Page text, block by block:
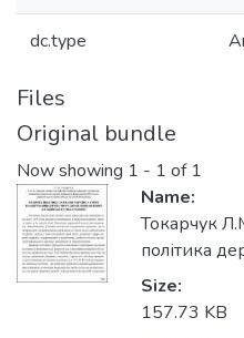
dc.type
Files
Original bundle
Now showing 1 - 1 of 1
Name:
Токарчук
політика
Size:
157.73 KB